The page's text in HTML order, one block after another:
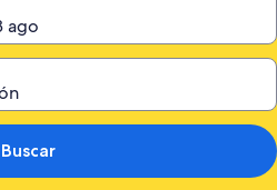
Buscar